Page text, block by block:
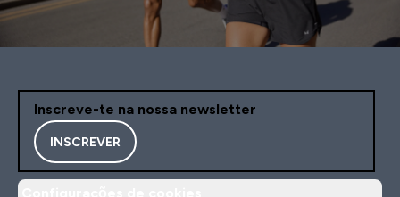
Inscreve-te na nossa newsletter
INSCREVER